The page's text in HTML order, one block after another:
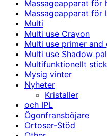
Massageapparat för
Massageapparat för
Multi
Multi use Crayon
Multi use primer and
Multi use Shadow
Multifunktionellt stick
Mysig vinter
Nyheter
Kristaller
och IPL
Ögonfransböjare
Ortoser-Stöd